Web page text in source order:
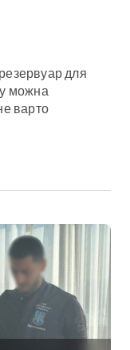
для
можна
варто